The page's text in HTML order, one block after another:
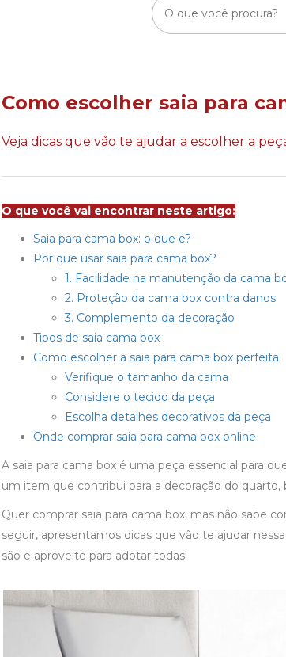
Como escolher saia para
Veja dicas que vão te ajudar a escolher a
O que você vai encontrar neste artigo:
Saia para cama box: o que é?
Por que usar saia para cama box?
1. Facilidade na manutenção da cama
2. Proteção da cama box contra danos
3. Complemento da decoração
Tipos de saia cama box
Como escolher a saia para cama box perfeita
Verifique o tamanho da cama
Considere o tecido da peça
Escolha detalhes decorativos da peça
Onde comprar saia para cama box online
A saia para cama box é uma peça essencial para
um item que contribui para a decoração do
Quer comprar saia para cama box, mas não sabe
seguir, apresentamos dicas que vão te ajudar
são e aproveite para adotar todas!